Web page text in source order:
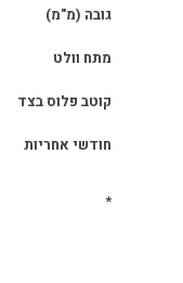
גובה (מ"מ)
מתח וולט
קוטב פלוס בצד
חודשי אחריות
*